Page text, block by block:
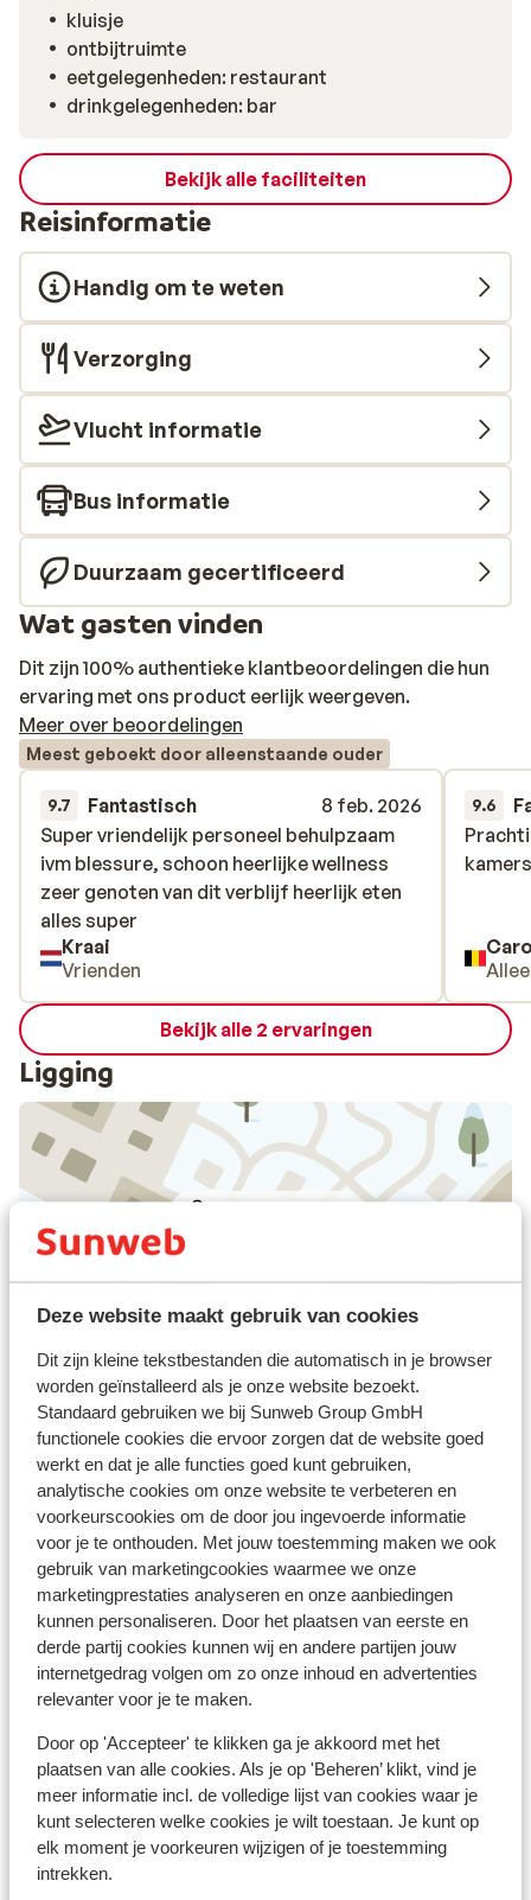
Deze website maakt gebruik van cookies
Dit zijn kleine tekstbestanden die automatisch in je browser
worden geïnstalleerd als je onze website bezoekt.
Standaard gebruiken we bij Sunweb Group GmbH
functionele cookies die ervoor zorgen dat de website goed
werkt en dat je alle functies goed kunt gebruiken,
analytische cookies om onze website te verbeteren en
voorkeurscookies om de door jou ingevoerde informatie
voor je te onthouden. Met jouw toestemming maken we ook
gebruik van marketingcookies waarmee we onze
marketingprestaties analyseren en onze aanbiedingen
kunnen personaliseren. Door het plaatsen van eerste en
derde partij cookies kunnen wij en andere partijen jouw
internetgedrag volgen om zo onze inhoud en advertenties
relevanter voor je te maken.
Door op 'Accepteer' te klikken ga je akkoord met het
plaatsen van alle cookies. Als je op 'Beheren’ klikt, vind je
meer informatie incl. de volledige lijst van cookies waar je
kunt selecteren welke cookies je wilt toestaan. Je kunt op
elk moment je voorkeuren wijzigen of je toestemming
intrekken.
kluisje
ontbijtruimte
eetgelegenheden: restaurant
drinkgelegenheden: bar
Bekijk alle faciliteiten
Reisinformatie
Handig om te weten
Verzorging
Vlucht informatie
Bus informatie
Duurzaam gecertificeerd
Wat gasten vinden
Dit zijn 100% authentieke klantbeoordelingen die hun
ervaring met ons product eerlijk weergeven.
Meer over beoordelingen
Meest geboekt door alleenstaande ouder
9.7 Fantastisch
8 feb. 2026
Super vriendelijk personeel behulpzaam
ivm blessure, schoon heerlijke wellness
zeer genoten van dit verblijf heerlijk eten
alles super
Super vriendelijk personeel behulpzaam
ivm blessure, schoon heerlijke wellness
zeer genoten van dit verblijf heerlijk eten
alles super
Kraai
Vrienden
9.6
Bekijk alle 2 ervaringen
Ligging
Afstanden
Centrum: 2 km
Bushalte: 5 m
Afstand tot skipiste circa 1,2 kilometer
Skibushalte direct naast het hotel
Afstand tot skilift circa 1,2 kilometer
Winkels: 100 m
Restaurant: 20 m
Skipas, -les en verhuur
Skipas
Skilessen
Skimateriaal
Andere accommodaties in Zell am See